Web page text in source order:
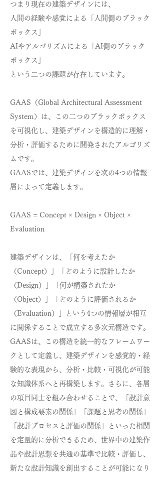
つまり現在の建築デザインには、
人間の経験や感覚による「人間側のブラック
ボックス」
AIやアルゴリズムによる「AI側のブラック
ボックス」
という二つの課題が存在しています。
GAAS（Global Architectural Assessment
System）は、この二つのブラックボックス
を可視化し、建築デザインを構造的に理解・
分析・評価するために開発されたアルゴリズ
ムです。
GAASでは、建築デザインを次の4つの情報
層によって定義します。
GAAS = Concept × Design × Object ×
Evaluation
建築デザインは、「何を考えたか
（Concept）」「どのように設計したか
（Design）」「何が構築されたか
（Object）」「どのように評価されるか
（Evaluation）」という4つの情報層が相互
に関係することで成立する多次元構造です。
GAASは、この構造を統一的なフレームワー
クとして定義し、建築デザインを感覚的・経
験的な表現から、分析・比較・可視化が可能
な知識体系へと再構築します。さらに、各層
の項目同士を組み合わせることで、「設計意
図と構成要素の関係」「課題と思考の関係」
「設計プロセスと評価の関係」といった相関
を定量的に分析できるため、世界中の建築作
品や設計思想を共通の基準で比較・評価し、
新たな設計知識を創出することが可能になり